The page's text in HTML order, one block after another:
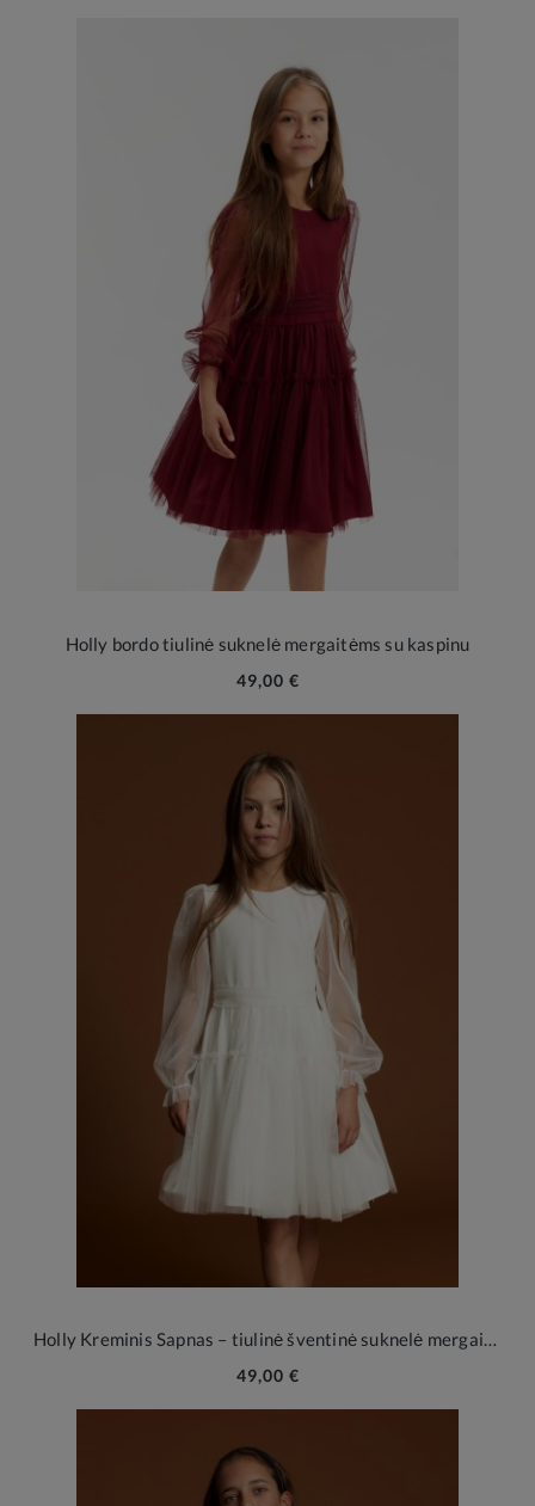
Holly bordo tiulinė suknelė mergaitėms su kaspinu
49,00 €
Holly Kreminis Sapnas – tiulinė šventinė suknelė mergaitei
49,00 €